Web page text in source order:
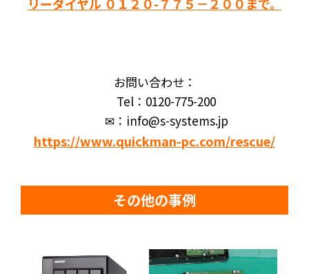
お問い合わせ：
Tel：0120-775-200
✉：info@s-systems.jp
https://www.quickman-pc.com/rescue/
その他の事例